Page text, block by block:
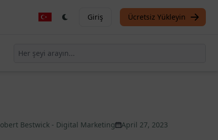
Giriş Ücretsiz Yükleyin
Bestwick - Digital Marketing
April 27, 2023